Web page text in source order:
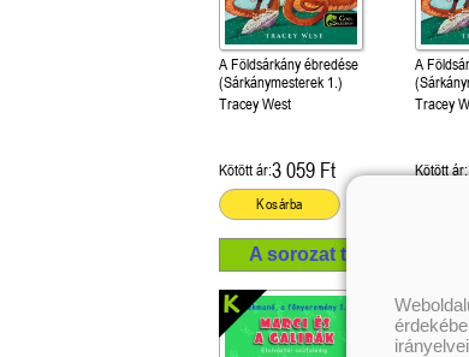
A Földsárkány ébredése
(Sárkánymesterek 1.)
Tracey West
Kötött ár:3 059 Ft
Kosárba
A
Tracey
Kötött ár:
A sorozat további